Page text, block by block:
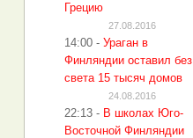
Грецию
27.08.2016
14:00 - Ураган в
Финляндии оставил без
света 15 тысяч домов
24.08.2016
22:13 - В школах Юго-
Восточной Финляндии